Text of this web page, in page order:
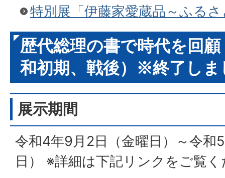
特別展「伊藤家愛蔵品～ふる
歴代総理の書で時代を回
和初期、戦後）※終了しま
展示期間
令和4年9月2日（金曜日）～令和
日） ※詳細は下記リンクをご覧